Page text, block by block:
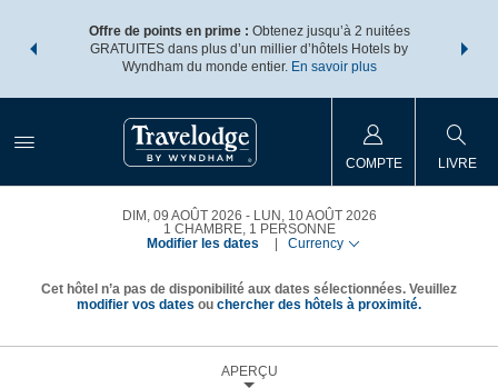
points
forfait.
Offre de points en prime : Obtenez jusqu’à 2 nuitées
GRATUITES dans plus d’un millier d’hôtels Hotels by
Wyndham du monde entier. En savoir plus
forfaits
COMPTE LIVRE
DIM, 09 AOÛT 2026
LUN, 10 AOÛT 2026
1 CHAMBRE, 1 PERSONNE
Modifier les dates
Currency
Cet hôtel n’a pas de disponibilité aux dates sélectionnées. Veuillez
modifier vos dates ou chercher des hôtels à proximité.
APERÇU